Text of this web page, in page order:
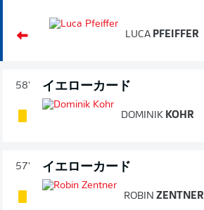
LUCA PFEIFFER
58' イエローカード
DOMINIK KOHR
57' イエローカード
ROBIN ZENTNER